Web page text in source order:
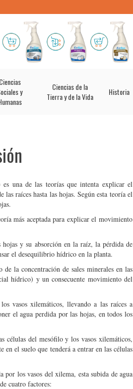
Ciencias
y
Ciencias de la
Tierra y de la Vida
Historia
es una de las teorías que intenta explicar el
raíces hasta las hojas. Según esta teoría el
más aceptada para explicar el movimiento
y su absorción en la raíz, la pérdida de
el desequilibrio hídrico en la planta.
la concentración de sales minerales en las
hídrico) y un consecuente movimiento del
vasos xilemáticos, llevando a las raíces a
el agua perdida por las hojas, en todos los
células del mesófilo y los vasos xilemáticos,
en el suelo que tenderá a entrar en las células
por los vasos del xilema, esta subida de agua
cuatro factores: